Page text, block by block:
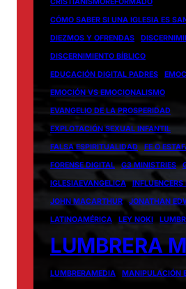
CÓMO SABER SI UNA IGLESIA ES
DIEZMOS Y OFRENDAS
DISCERNIMIENTO BÍBLICO
EDUCACIÓN DIGITAL PADRES
EMOCIÓN VS EMOCIONALISMO
EVANGELIO DE LA PROSPERIDAD
EXPLOTACIÓN SEXUAL INFANTIL
FALSA ESPIRITUALIDAD
FE O
FORENSE DIGITAL
G3 MINISTRIES
IGLESIAEVANGELICA
INFLUENCERS
JOHN MACARTHUR
JONATHAN
LATINOAMÉRICA
LEY NOKI
LUMBRERA
LUMBRERAMEDIA MANIPULACIÓN